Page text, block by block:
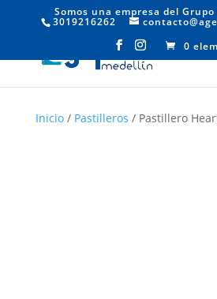
Somos una empresa del
3019216262
0
Inicio/ Pastilleros / Pastillero